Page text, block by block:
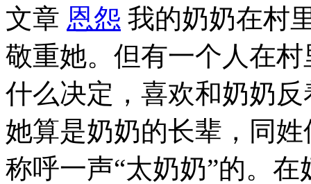
文章 恩怨 我的奶奶在村
敬重她。但有一个人在
什么决定，喜欢和奶奶
她算是奶奶的长辈，同
称呼一声“太奶奶”的。